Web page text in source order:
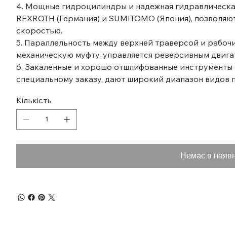
4. Мощные гидроцилиндры и надежная
REXROTH (Германия) и SUMITOMO (Япония),
скоростью.
5. Параллельность между верхней траверсой и
механическую муфту, управляется реверсивным
6. Закаленные и хорошо отшлифованные инструменты
специальному заказу, дают широкий диапазон видов
Кількість
Немає в